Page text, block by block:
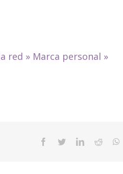
red » Marca personal »
Facebook
TwitterLinkedIn
Reddit